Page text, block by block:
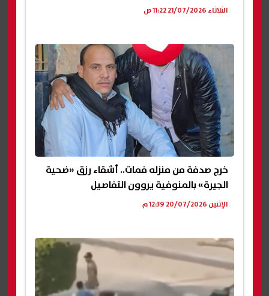
الثلاثاء 21/07/2026 11:22 ص
خرج صدفة من منزله فمات.. أشقاء رزق «ضحية
الجيرة» بالمنوفية يروون التفاصيل
الإثنين 20/07/2026 12:39 م